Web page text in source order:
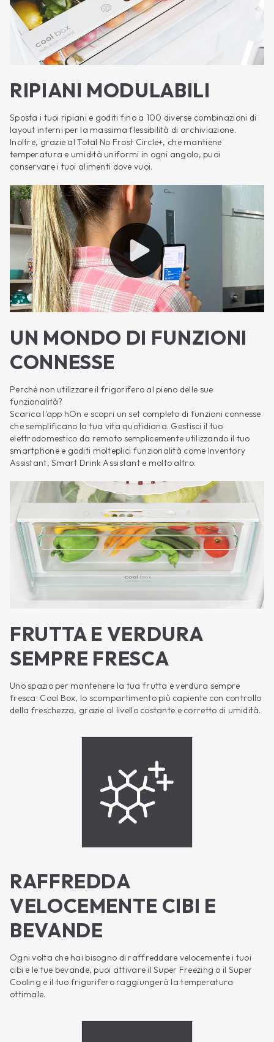
RIPIANI MODULABILI
Sposta i tuoi ripiani e goditi fino a 100 diverse combinazioni di
layout interni per la massima flessibilità di archiviazione.
Inoltre, grazie al Total No Frost Circle+, che mantiene
temperatura e umidità uniformi in ogni angolo, puoi
conservare i tuoi alimenti dove vuoi.
UN MONDO DI FUNZIONI
CONNESSE
Perché non utilizzare il frigorifero al pieno delle sue
funzionalità?
Scarica l'app hOn e scopri un set completo di funzioni connesse
che semplificano la tua vita quotidiana. Gestisci il tuo
elettrodomestico da remoto semplicemente utilizzando il tuo
smartphone e goditi molteplici funzionalità come Inventory
Assistant, Smart Drink Assistant e molto altro.
FRUTTA E VERDURA
SEMPRE FRESCA
Uno spazio per mantenere la tua frutta e verdura sempre
fresca: Cool Box, lo scompartimento più capiente con controllo
della freschezza, grazie al livello costante e corretto di umidità.
RAFFREDDA
VELOCEMENTE CIBI E
BEVANDE
Ogni volta che hai bisogno di raffreddare velocemente i tuoi
cibi e le tue bevande, puoi attivare il Super Freezing o il Super
Cooling e il tuo frigorifero raggiungerà la temperatura
ottimale.